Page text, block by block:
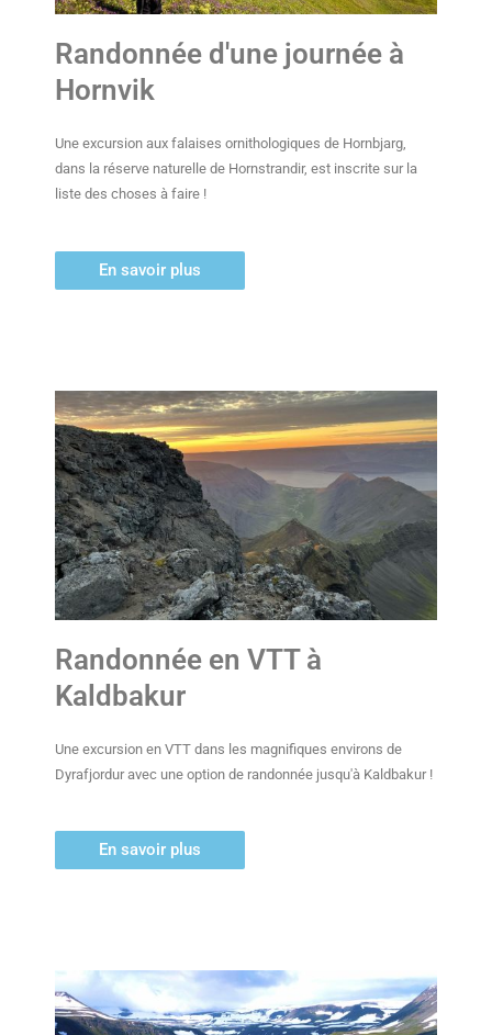
Randonnée d'une journée à
Hornvik
Une excursion aux falaises ornithologiques de Hornbjarg,
dans la réserve naturelle de Hornstrandir, est inscrite sur la
liste des choses à faire !
En savoir plus
Randonnée en VTT à
Kaldbakur
Une excursion en VTT dans les magnifiques environs de
Dyrafjordur avec une option de randonnée jusqu'à Kaldbakur !
En savoir plus